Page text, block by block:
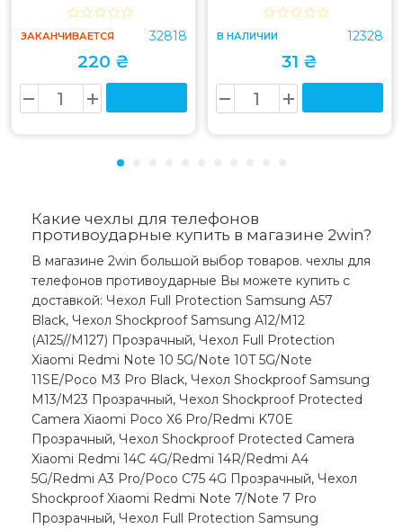
ЗАКАНЧИВАЕТСЯ 32818
220 ₴
В НАЛИЧИИ 12328
31 ₴
Какие чехлы для телефонов
противоударные купить в магазине 2win?
В магазине 2win большой выбор товаров. чехлы для
телефонов противоударные Вы можете купить с
доставкой: Чехол Full Protection Samsung A57
Black, Чехол Shockproof Samsung A12/M12
(A125//M127) Прозрачный, Чехол Full Protection
Xiaomi Redmi Note 10 5G/Note 10T 5G/Note
11SE/Poco M3 Pro Black, Чехол Shockproof Samsung
M13/M23 Прозрачный, Чехол Shockproof Protected
Camera Xiaomi Poco X6 Pro/Redmi K70E
Прозрачный, Чехол Shockproof Protected Camera
Xiaomi Redmi 14C 4G/Redmi 14R/Redmi A4
5G/Redmi A3 Pro/Poco C75 4G Прозрачный, Чехол
Shockproof Xiaomi Redmi Note 7/Note 7 Pro
Прозрачный, Чехол Full Protection Samsung